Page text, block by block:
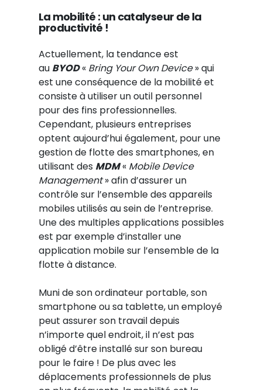
La mobilité : un catalyseur de la
productivité !
Actuellement, la tendance est
au BYOD« Bring Your Own Device» qui
est une conséquence de la mobilité et
consiste à utiliser un outil personnel
pour des fins professionnelles.
Cependant, plusieurs entreprises
optent aujourd’hui également, pour une
gestion de flotte des smartphones, en
utilisant des MDM« Mobile Device
Management» afin d’assurer un
contrôle sur l’ensemble des appareils
mobiles utilisés au sein de l’entreprise.
Une des multiples applications possibles
est par exemple d’installer une
application mobile sur l’ensemble de la
flotte à distance.
Muni de son ordinateur portable, son
smartphone ou sa tablette, un employé
peut assurer son travail depuis
n’importe quel endroit, il n’est pas
obligé d’être installé sur son bureau
pour le faire ! De plus avec les
déplacements professionnels de plus